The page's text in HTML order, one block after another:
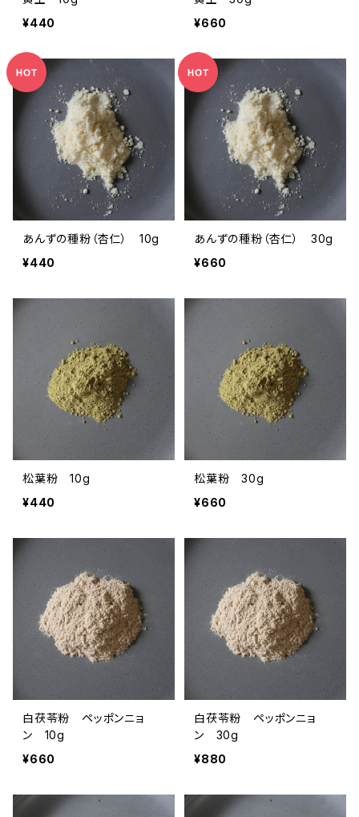
¥440
¥660
あんずの種粉（杏仁） 10g
¥440
あんずの種粉（杏仁） 30g
¥660
松葉粉 10g
¥440
松葉粉 30g
¥660
白茯苓粉 ペッポンニョ
ン 10g
¥660
白茯苓粉 ペッポンニョ
ン 30g
¥880